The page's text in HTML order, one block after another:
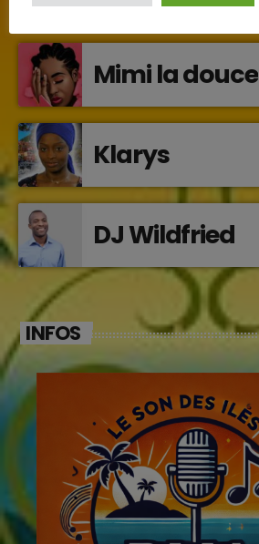
Mimi la douce
Klarys
DJ Wildfried
INFOS